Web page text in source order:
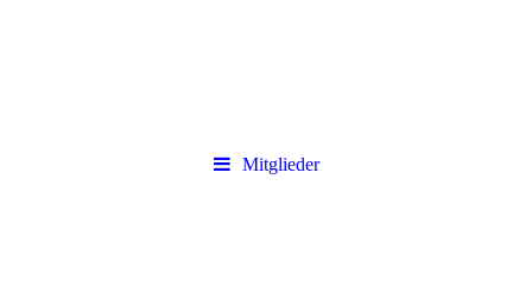
Mitglieder